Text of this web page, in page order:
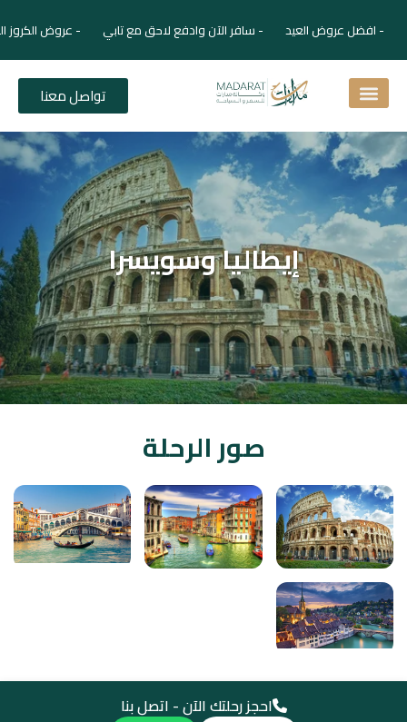
- افضل عروض العيد - سافر الآن وادفع لاحق مع تابي - عروض الكروز
تواصل معنا
إيطاليا وسويسرا
صور الرحلة
احجز رحلتك الآن - اتصل بنا